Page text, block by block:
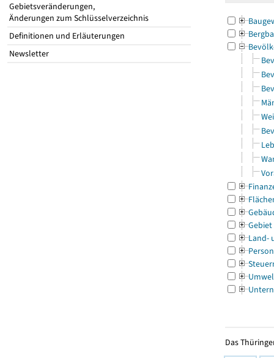
Gebietsveränderungen,
Änderungen zum Schlüsselverzeichnis
Definitionen und Erläuterungen
Newsletter
Gebiet
Land-
Das